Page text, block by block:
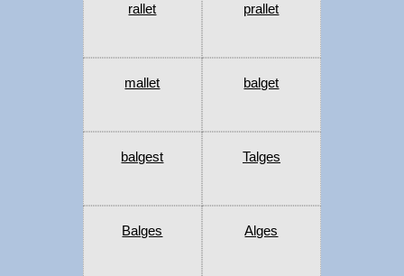
rallet prallet
mallet balget
balgest Talges
Balges Alges